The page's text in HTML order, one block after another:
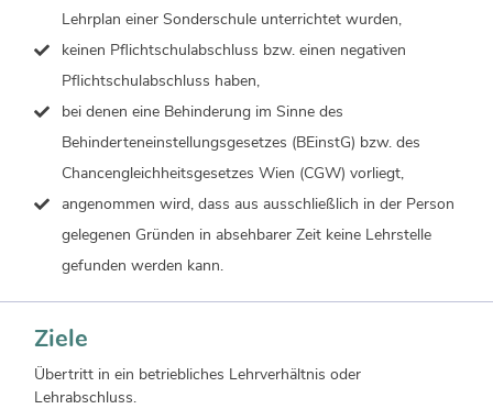
Lehrplan einer Sonderschule unterrichtet wurden,
keinen Pflichtschulabschluss bzw. einen negativen
Pflichtschulabschluss haben,
bei denen eine Behinderung im Sinne des
Behinderteneinstellungsgesetzes (BEinstG) bzw. des
Chancengleichheitsgesetzes Wien (CGW) vorliegt,
angenommen wird, dass aus ausschließlich in der Person
gelegenen Gründen in absehbarer Zeit keine Lehrstelle
gefunden werden kann.
Ziele
Übertritt in ein betriebliches Lehrverhältnis oder
Lehrabschluss.